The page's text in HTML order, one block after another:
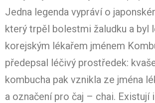
Jedna legenda vypráví o
který trpěl bolestmi žaludku a byl
korejským lékařem jménem
předepsal léčivý prostředek:
kombucha pak vznikla ze jména
a označení pro čaj – chai. Existují